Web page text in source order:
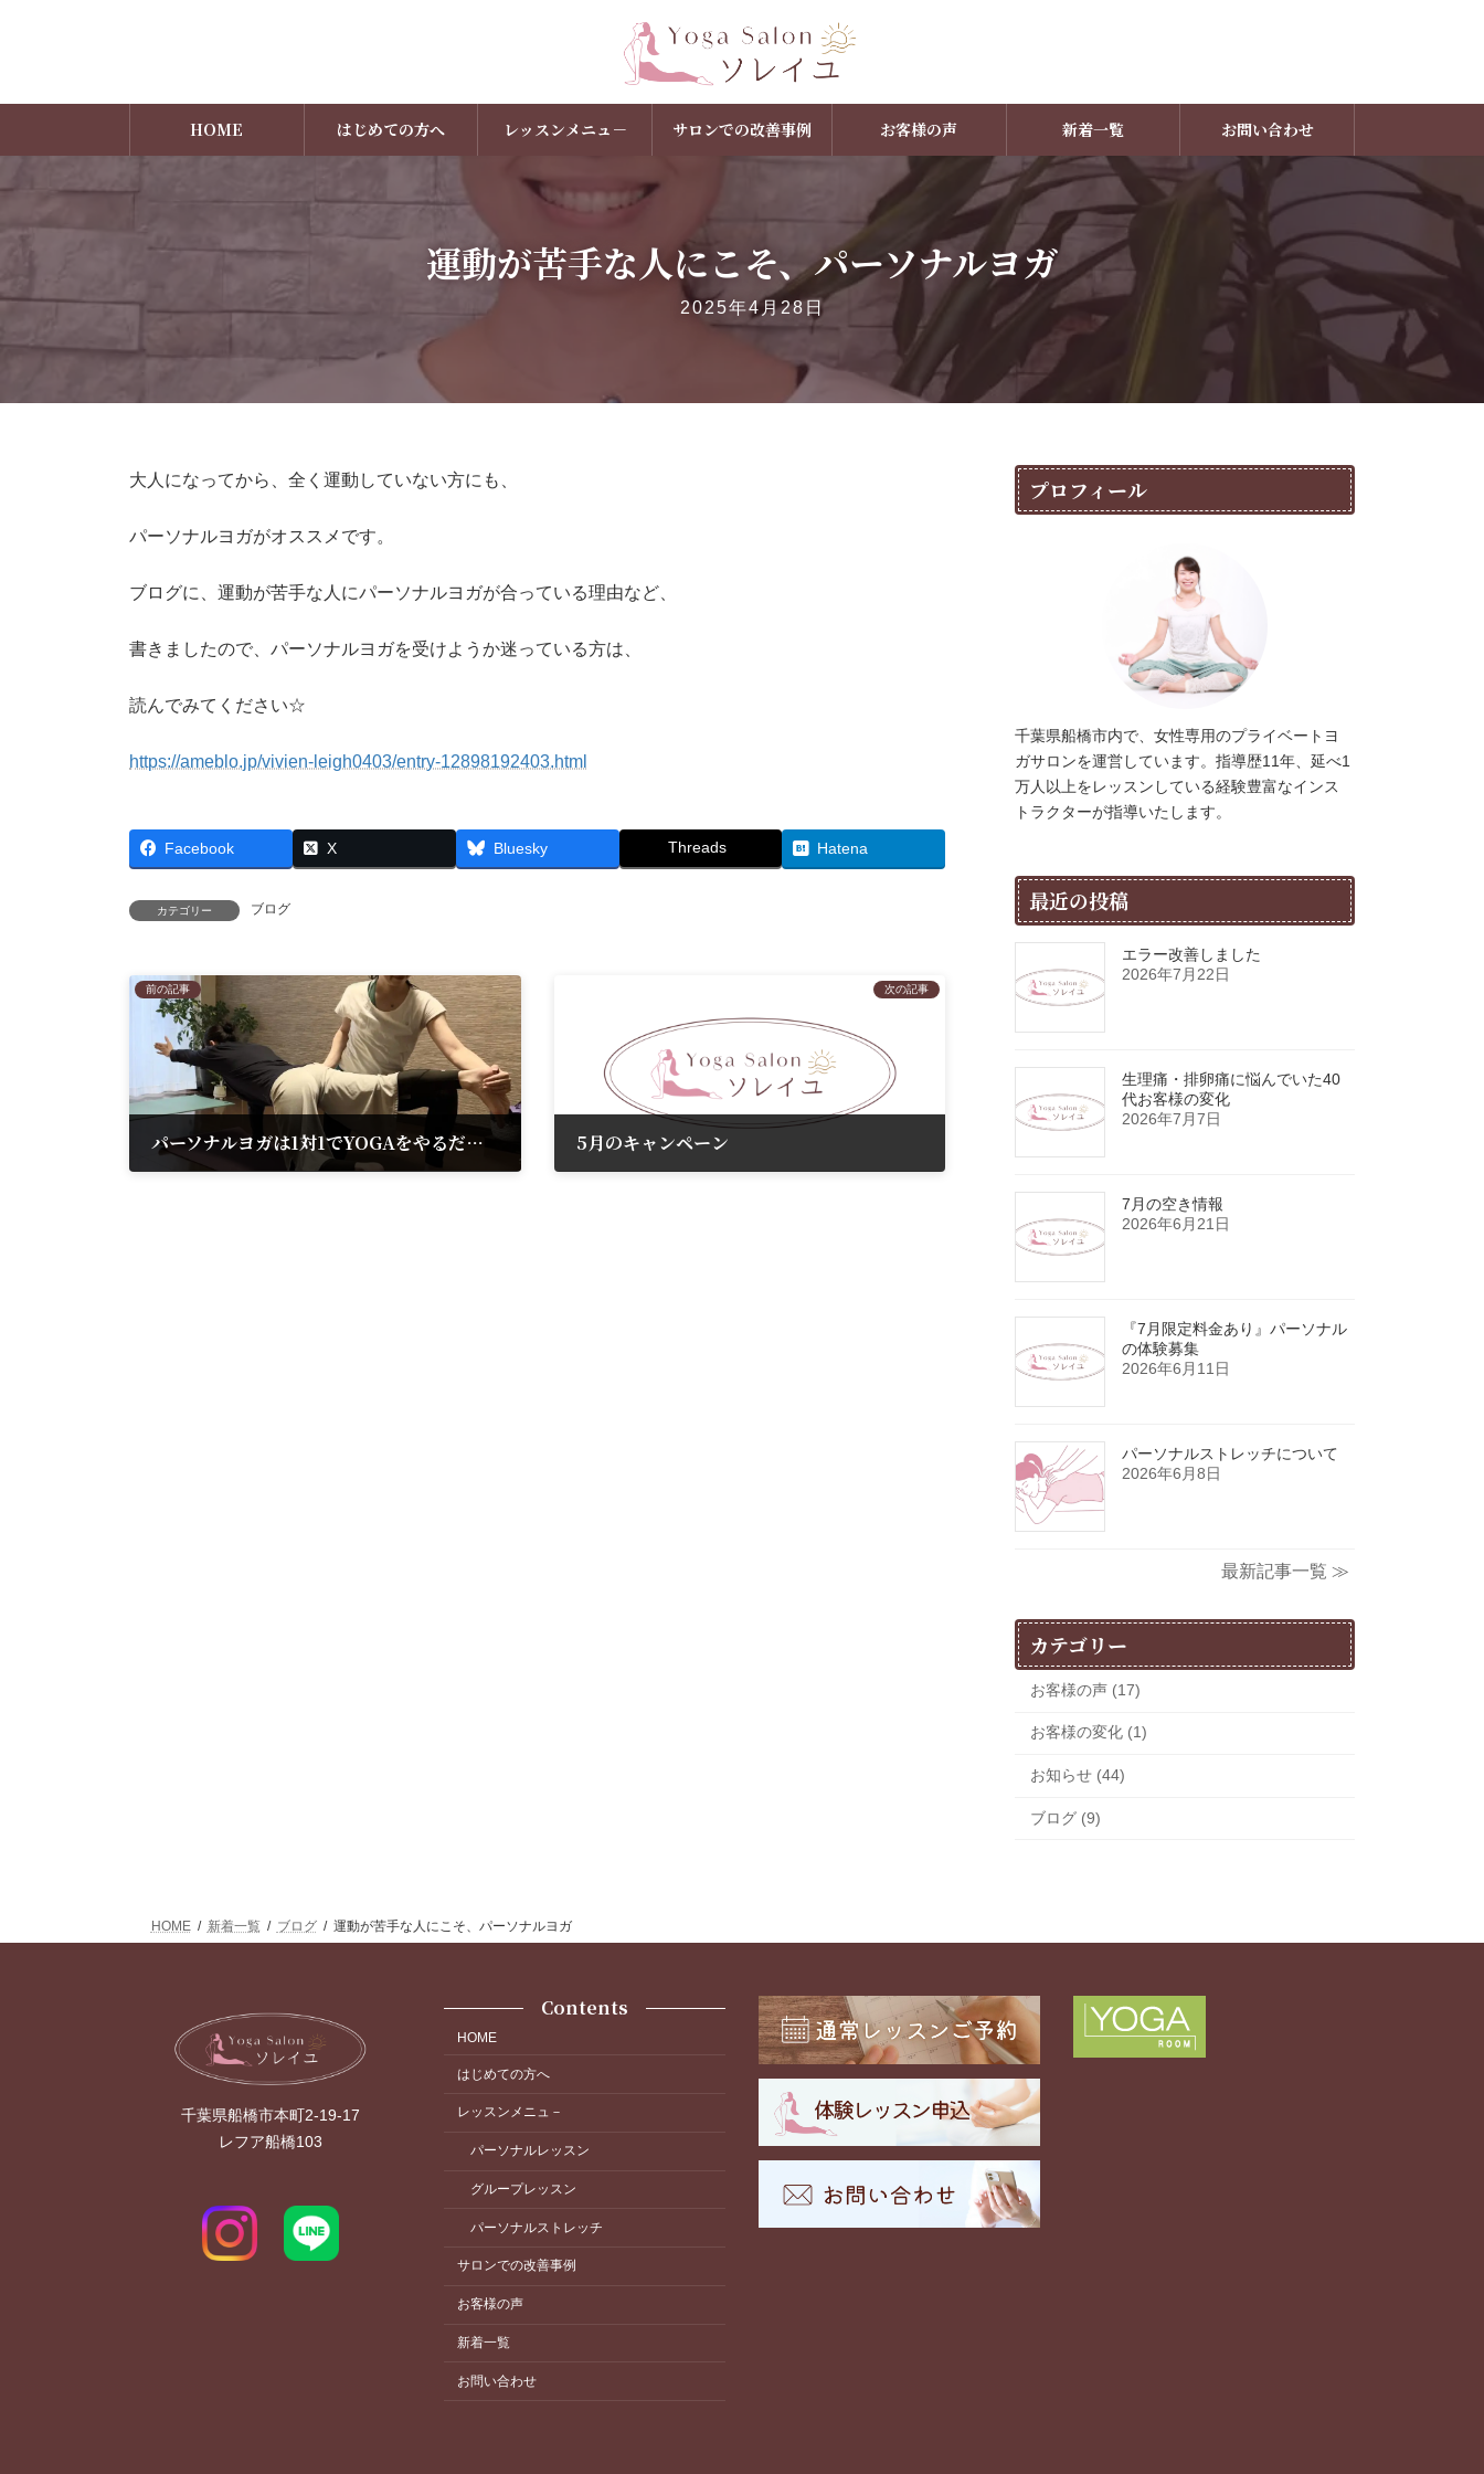
ツ
ッ
シ
移
HOME はじめての方へ レッスンメニュ－ サロンでの改善事例 お客様の声 新着一覧 お問い合わせ
運動が苦手な人にこそ、パーソナルヨガ
2025年4月28日
大人になってから、全く運動していない方にも、
パーソナルヨガがオススメです。
ブログに、運動が苦手な人にパーソナルヨガが合っている理由など、
書きましたので、パーソナルヨガを受けようか迷っている方は、
読んでみてください☆
https://ameblo.jp/vivien-leigh0403/entry-12898192403.html
Facebook X Bluesky Threads Hatena
カテゴリー ブログ
前の記事
パーソナルヨガは1対1でYOGAをやるだけではない！？
次の記事
5月のキャンペーン
プロフィール
千葉県船橋市内で、女性専用のプライベートヨ
ガサロンを運営しています。指導歴11年、延べ1
万人以上をレッスンしている経験豊富なインス
トラクターが指導いたします。
最近の投稿
エラー改善しました
2026年7月22日
生理痛・排卵痛に悩んでいた40
代お客様の変化
2026年7月7日
7月の空き情報
2026年6月21日
『7月限定料金あり』パーソナル
の体験募集
2026年6月11日
パーソナルストレッチについて
2026年6月8日
最新記事一覧 ≫
カテゴリー
お客様の声 (17)
お客様の変化 (1)
お知らせ (44)
ブログ (9)
HOME 新着一覧 ブログ 運動が苦手な人にこそ、パーソナルヨガ
千葉県船橋市本町2-19-17
レフア船橋103
Contents
HOME
はじめての方へ
レッスンメニュ－
パーソナルレッスン
グループレッスン
パーソナルストレッチ
サロンでの改善事例
お客様の声
新着一覧
お問い合わせ